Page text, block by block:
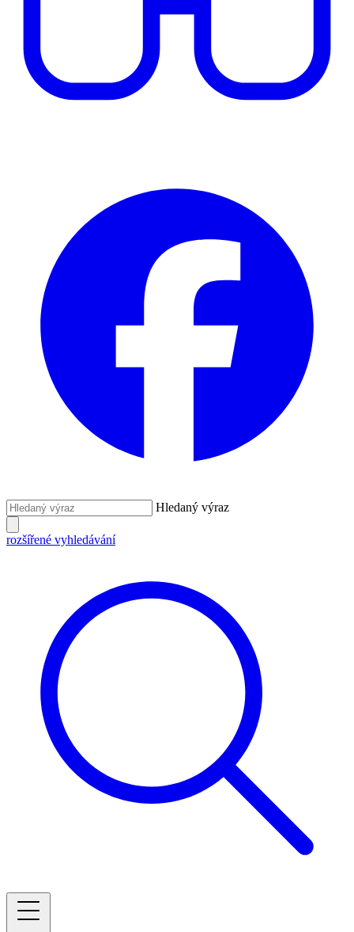
Hledaný výraz
rozšířené vyhledávání